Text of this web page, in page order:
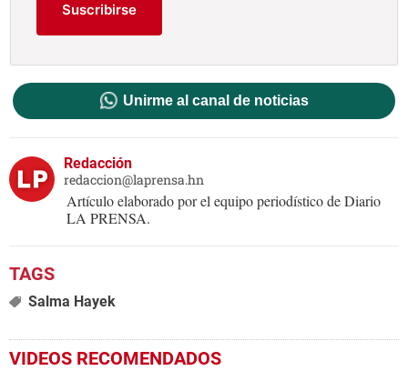
Suscribirse
Unirme al canal de noticias
Redacción
redaccion@laprensa.hn
Artículo elaborado por el equipo periodístico de Diario
LA PRENSA.
Salma Hayek
VIDEOS RECOMENDADOS